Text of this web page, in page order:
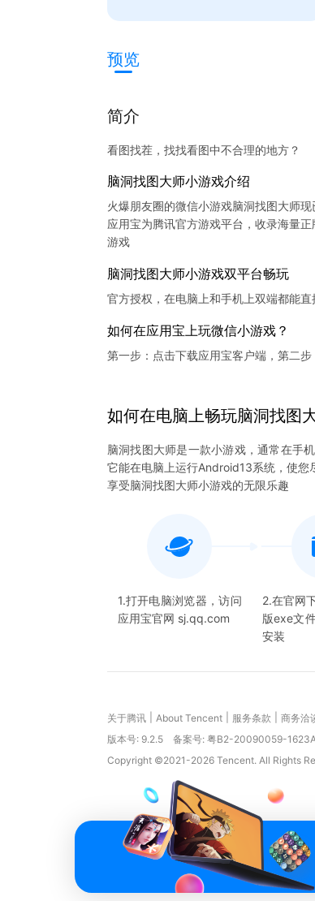
预览
简介
看图找茬，找找看图中不合理的地方？
脑洞找图大师小游戏介绍
火爆朋友圈的微信小游戏脑洞找图大师现
应用宝为腾讯官方游戏平台，收录海量
脑洞找图大师小游戏双平台畅玩
官方授权，在电脑上和手机上双端都能
如何在应用宝上玩微信小游戏？
第一步：点击下载应用宝客户端，第二
如何在电脑上畅玩脑洞找图
脑洞找图大师是一款小游戏，通常在手
它能在电脑上运行Android13系统，使您
享受脑洞找图大师小游戏的无限乐趣
1.打开电脑浏览器，访问
应用宝官网 sj.qq.com
2.在官网
版exe文
安装
关于腾讯 About Tencent 服务条款 商务洽
版本号: 9.2.5 备案号: 粤B2-20090059-
Copyright ©2021-2026 Tencent. All Rights